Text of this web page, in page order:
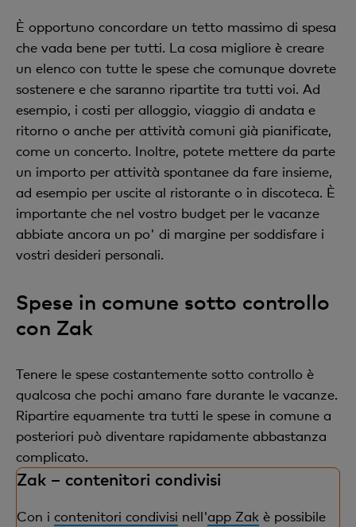
È opportuno concordare un tetto massimo di spesa
che vada bene per tutti. La cosa migliore è creare
un elenco con tutte le spese che comunque dovrete
sostenere e che saranno ripartite tra tutti voi. Ad
esempio, i costi per alloggio, viaggio di andata e
ritorno o anche per attività comuni già pianificate,
come un concerto. Inoltre, potete mettere da parte
un importo per attività spontanee da fare insieme,
ad esempio per uscite al ristorante o in discoteca. È
importante che nel vostro budget per le vacanze
abbiate ancora un po' di margine per soddisfare i
vostri desideri personali.
Spese in comune sotto controllo
con Zak
Tenere le spese costantemente sotto controllo è
qualcosa che pochi amano fare durante le vacanze.
Ripartire equamente tra tutti le spese in comune a
posteriori può diventare rapidamente abbastanza
complicato.
Zak – contenitori condivisi
Con i contenitori condivisi nell'app Zak è possibile